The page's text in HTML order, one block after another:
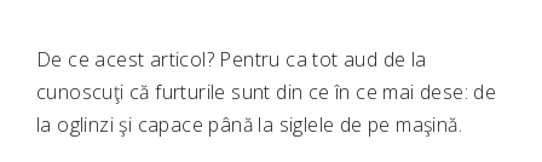
De ce acest articol? Pentru ca tot aud de la
cunoscuţi că furturile sunt din ce în ce mai dese: de
la oglinzi şi capace până la siglele de pe maşină.